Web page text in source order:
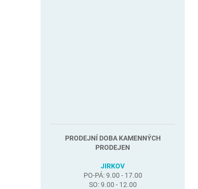
PRODEJNÍ DOBA KAMENNÝCH
PRODEJEN
JIRKOV
PO-PÁ: 9.00 - 17.00
SO: 9.00 - 12.00